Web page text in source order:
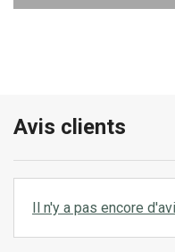
Avis clients
Il n'y a pas encore